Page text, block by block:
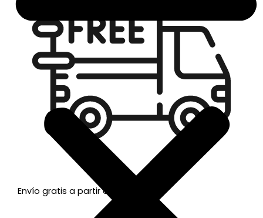
Envío gratis a partir de 50€